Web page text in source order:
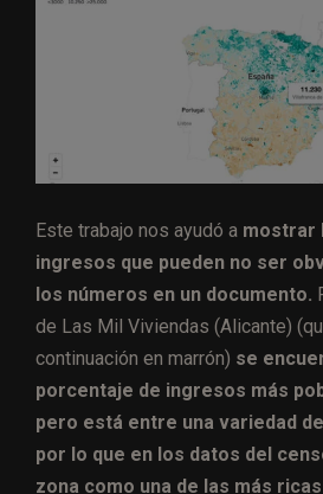
Este trabajo nos ayudó a mostrar
ingresos que pueden no ser
los números en un documento.
de Las Mil Viviendas (Alicante)
continuación en marrón) se
porcentaje de ingresos más
pero está entre una variedad
por lo que en los datos del
zona como una de las más